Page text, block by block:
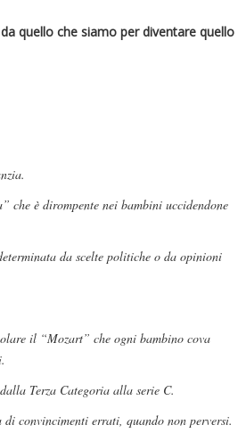
quello che siamo per diventare quello
che è dirompente nei bambini uccidendone
da scelte politiche o da opinioni
il “Mozart” che ogni bambino cova
Terza Categoria alla serie C.
di convincimenti errati, quando non perversi.